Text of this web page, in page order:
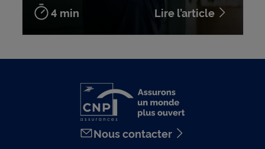
4 min
Lire l’article
Nous contacter